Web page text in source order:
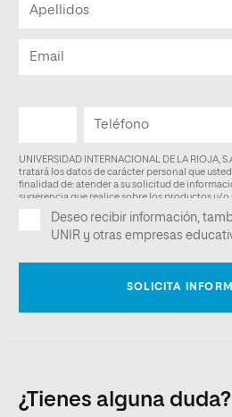
¿Tienes alguna duda?